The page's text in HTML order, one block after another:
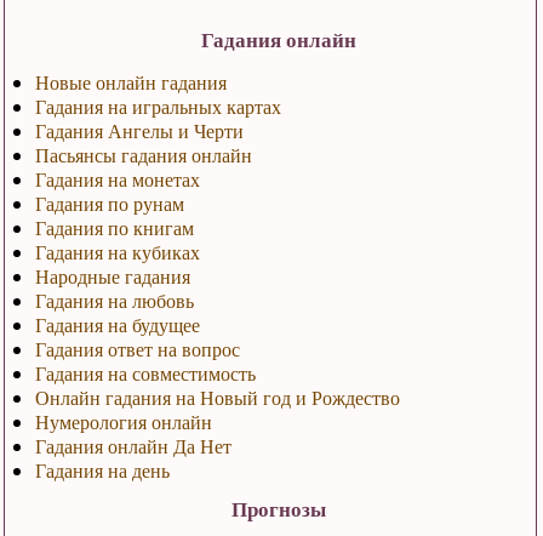
Гадания онлайн
Новые онлайн гадания
Гадания на игральных картах
Гадания Ангелы и Черти
Пасьянсы гадания онлайн
Гадания на монетах
Гадания по рунам
Гадания по книгам
Гадания на кубиках
Народные гадания
Гадания на любовь
Гадания на будущее
Гадания ответ на вопрос
Гадания на совместимость
Онлайн гадания на Новый год и Рождество
Нумерология онлайн
Гадания онлайн Да Нет
Гадания на день
Прогнозы